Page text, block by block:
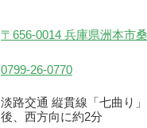
〒656-0014 兵庫県洲本市
0799-26-0770
淡路交通 縦貫線「七曲り
後、西方向に約2分